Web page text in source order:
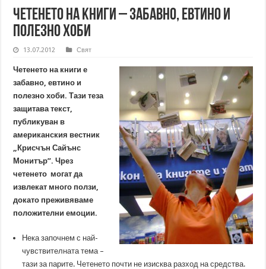
Четенето на книги – забавно, евтино и
полезно хоби
13.07.2012 Свят
Четенето на книги е
забавно, евтино и
полезно хоби. Тази теза
защитава текст,
публикуван в
американския вестник
„Крисчън Сайънс
Монитър”. Чрез
четенето могат да
извлекат много ползи,
докато преживяваме
положителни емоции.
Нека започнем с най-
чувствителната тема –
тази за парите. Четенето почти не изисква разход на средства.